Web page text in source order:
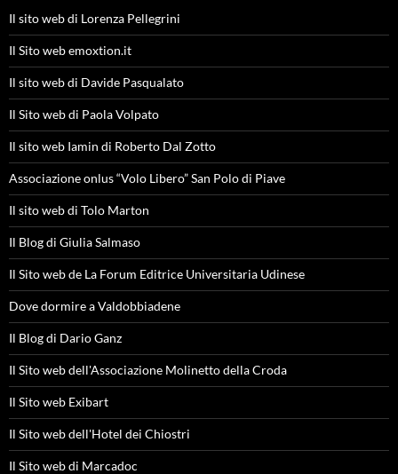
Il sito web di Lorenza Pellegrini
Il Sito web emoxtion.it
Il sito web di Davide Pasqualato
Il Sito web di Paola Volpato
Il sito web Iamin di Roberto Dal Zotto
Associazione onlus “Volo Libero” San Polo di Piave
Il sito web di Tolo Marton
Il Blog di Giulia Salmaso
Il Sito web de La Forum Editrice Universitaria Udinese
Dove dormire a Valdobbiadene
Il Blog di Dario Ganz
Il Sito web dell'Associazione Molinetto della Croda
Il Sito web Exibart
Il Sito web dell'Hotel dei Chiostri
Il Sito web di Marcadoc